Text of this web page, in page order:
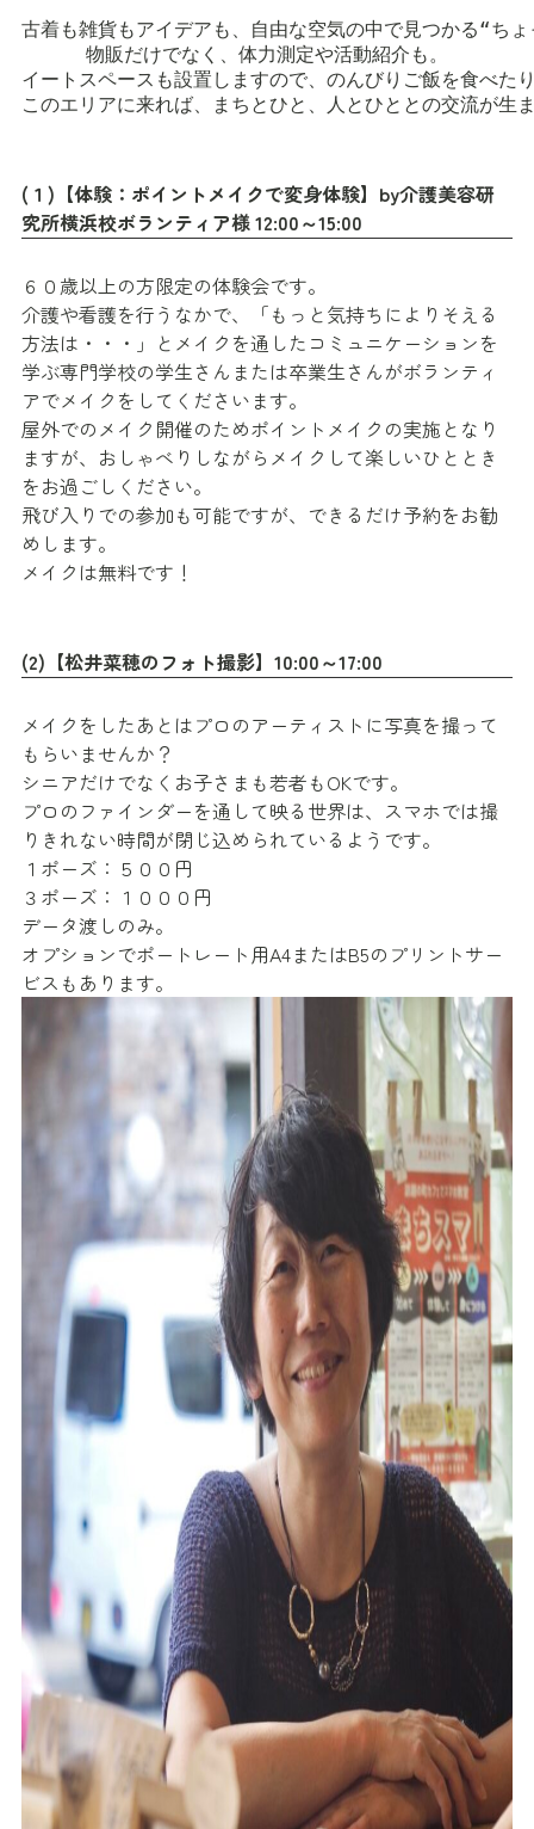
古着も雑貨もアイデアも、自由な空気の中で見つかる“ち
物販だけでなく、体力測定や活動紹介も。
イートスペースも設置しますので、のんびりご飯を食べた
このエリアに来れば、まちとひと、人とひととの交流が生
(１)【体験：ポイントメイクで変身体験】by介護美容研
究所横浜校ボランティア様 12:00～15:00
６０歳以上の方限定の体験会です。
介護や看護を行うなかで、「もっと気持ちによりそえる
方法は・・・」とメイクを通したコミュニケーションを
学ぶ専門学校の学生さんまたは卒業生さんがボランティ
アでメイクをしてくださいます。
屋外でのメイク開催のためポイントメイクの実施となり
ますが、おしゃべりしながらメイクして楽しいひととき
をお過ごしください。
飛び入りでの参加も可能ですが、できるだけ予約をお勧
めします。
メイクは無料です！
(2)【松井菜穂のフォト撮影】10:00～17:00
メイクをしたあとはプロのアーティストに写真を撮って
もらいませんか？
シニアだけでなくお子さまも若者もOKです。
プロのファインダーを通して映る世界は、スマホでは撮
りきれない時間が閉じ込められているようです。
１ポーズ：５００円
３ポーズ：１０００円
データ渡しのみ。
オプションでポートレート用A4またはB5のプリントサー
ビスもあります。